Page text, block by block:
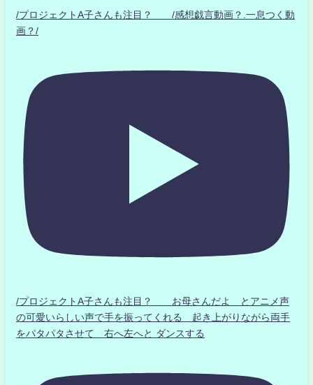
/プロジェクトA子さんも注目？ /感想戯言動画？.一息つく動
画？/
/プロジェクトA子さんも注目？ お母さんだよ とアニメ声
の可愛いらしい声で手を振ってくれる 起き上がりながら両手
をパタパタさせて 右へ左へと ダンスする